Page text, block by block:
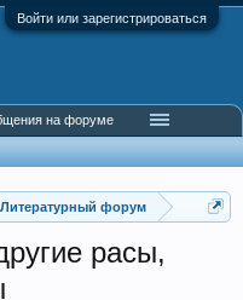
Войти или зарегистрироваться
Литературный форум
расы,
на форуме